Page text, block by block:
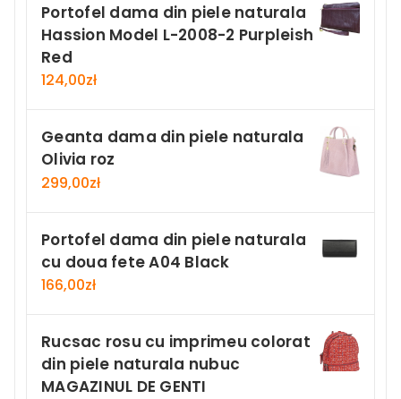
Portofel dama din piele naturala
Hassion Model L-2008-2 Purpleish
Red
124,00zł
Geanta dama din piele naturala
Olivia roz
299,00zł
Portofel dama din piele naturala
cu doua fete A04 Black
166,00zł
Rucsac rosu cu imprimeu colorat
din piele naturala nubuc
MAGAZINUL DE GENTI